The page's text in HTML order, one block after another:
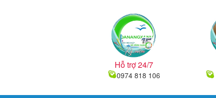
Hỗ trợ 24/7
0974 818 106